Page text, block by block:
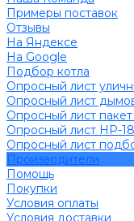
Примеры поставок
Отзывы
На Яндексе
На Google
Подбор котла
Опросный лист
Опросный лист
Опросный лист
Опросный лист НР-
Опросный лист
Производители
Помощь
Покупки
Условия оплаты
Условия доставки